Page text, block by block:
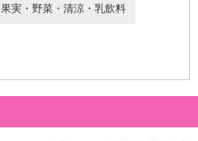
果実・野菜・清涼・乳飲料